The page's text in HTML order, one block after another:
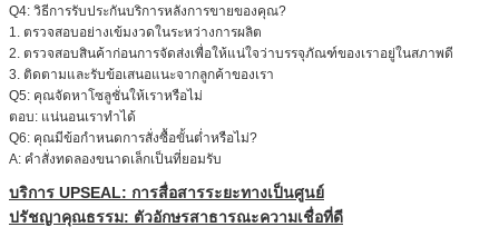
Q4: วิธีการรับประกันบริการหลังการขายของคุณ?
1. ตรวจสอบอย่างเข้มงวดในระหว่างการผลิต
2. ตรวจสอบสินค้าก่อนการจัดส่งเพื่อให้แน่ใจว่าบรรจุภัณฑ์ของเราอยู่ในสภาพดี
3. ติดตามและรับข้อเสนอแนะจากลูกค้าของเรา
Q5: คุณจัดหาโซลูชั่นให้เราหรือไม่
ตอบ: แน่นอนเราทำได้
Q6: คุณมีข้อกำหนดการสั่งซื้อขั้นต่ำหรือไม่?
A: คำสั่งทดลองขนาดเล็กเป็นที่ยอมรับ
บริการ UPSEAL: การสื่อสารระยะทางเป็นศูนย์
ปรัชญาคุณธรรม: ตัวอักษรสาธารณะความเชื่อที่ดี